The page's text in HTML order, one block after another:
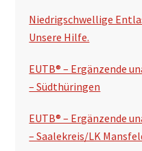
Niedrigschwellige
Unsere Hilfe.
EUTB® – Ergänzende
– Südthüringen
EUTB® – Ergänzende
– Saalekreis/LK